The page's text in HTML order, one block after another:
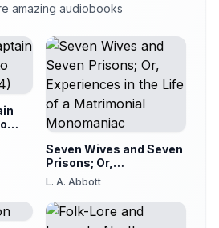
en marche
dans un bois ...
sur catastrophes
Tarascon!
amazing audiobooks
Seven Wives and Seven
Prisons; Or,
Experiences in the Life
of a Matrimonial
Monomaniac
L. A. Abbott